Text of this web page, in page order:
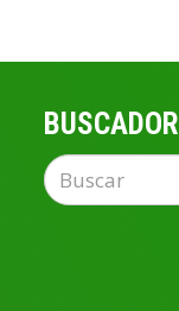
BUSCADOR